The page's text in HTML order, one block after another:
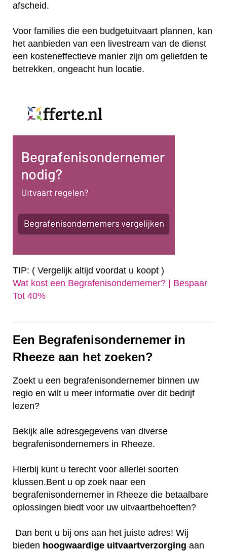
afscheid.
Voor families die een budgetuitvaart plannen, kan
het aanbieden van een livestream van de dienst
een kosteneffectieve manier zijn om geliefden te
betrekken, ongeacht hun locatie.
TIP: ( Vergelijk altijd voordat u koopt )
Wat kost een Begrafenisondernemer? | Bespaar
Tot 40%‎
Een Begrafenisondernemer in
Rheeze aan het zoeken?
Zoekt u een begrafenisondernemer binnen uw
regio en wilt u meer informatie over dit bedrijf
lezen?
Bekijk alle adresgegevens van diverse
begrafenisondernemers in Rheeze.
Hierbij kunt u terecht voor allerlei soorten
klussen.Bent u op zoek naar een
begrafenisondernemer in Rheeze die betaalbare
oplossingen biedt voor uw uitvaartbehoeften?
Dan bent u bij ons aan het juiste adres! Wij
bieden hoogwaardige uitvaartverzorging aan